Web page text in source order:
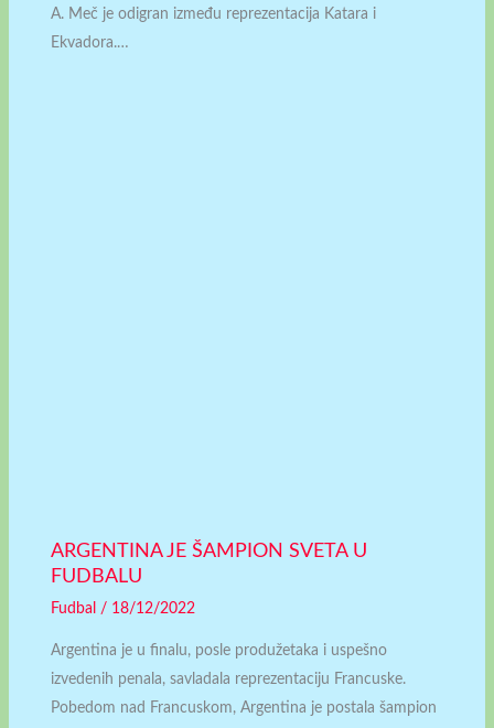
A. Meč je odigran između reprezentacija Katara i
Ekvadora.…
ARGENTINA JE ŠAMPION SVETA U
FUDBALU
Fudbal / 18/12/2022
Argentina je u finalu, posle produžetaka i uspešno
izvedenih penala, savladala reprezentaciju Francuske.
Pobedom nad Francuskom, Argentina je postala šampion